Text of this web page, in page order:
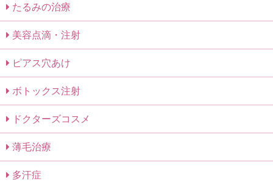
たるみの治療
美容点滴・注射
ピアス穴あけ
ボトックス注射
ドクターズコスメ
薄毛治療
多汗症